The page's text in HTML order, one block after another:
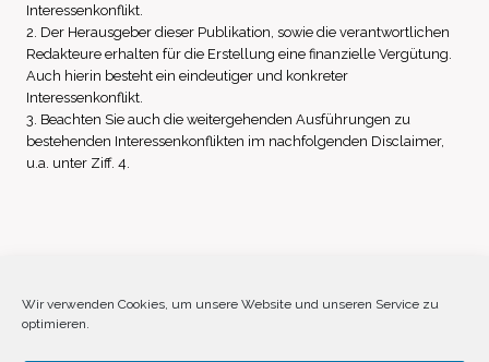
Wir verwenden Cookies, um unsere Website und unseren Service zu
optimieren.
Interessenkonflikt.
2. Der Herausgeber dieser Publikation, sowie die verantwortlichen
Redakteure erhalten für die Erstellung eine finanzielle Vergütung.
Auch hierin besteht ein eindeutiger und konkreter
Interessenkonflikt.
3. Beachten Sie auch die weitergehenden Ausführungen zu
bestehenden Interessenkonflikten im nachfolgenden Disclaimer,
u.a. unter Ziff. 4.
Impressum Datenschutz
Disclaimer